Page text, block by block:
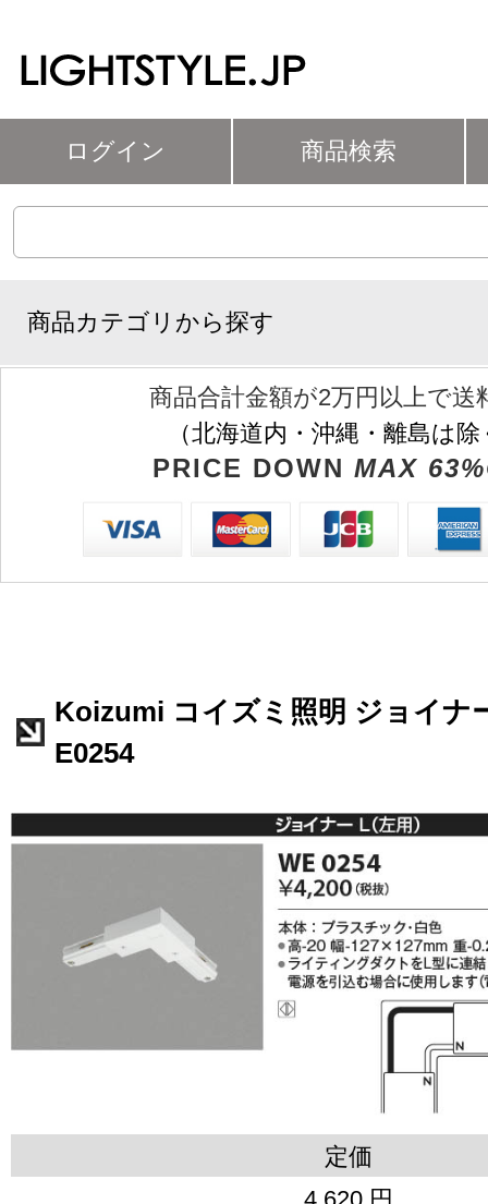
ログイン 商品検索
商品カテゴリから探す
商品合計金額が2万円以上で送
（北海道内・沖縄・離島は
PRICE DOWN MAX
Koizumi コイズミ照明 ジョイナ
E0254
定価